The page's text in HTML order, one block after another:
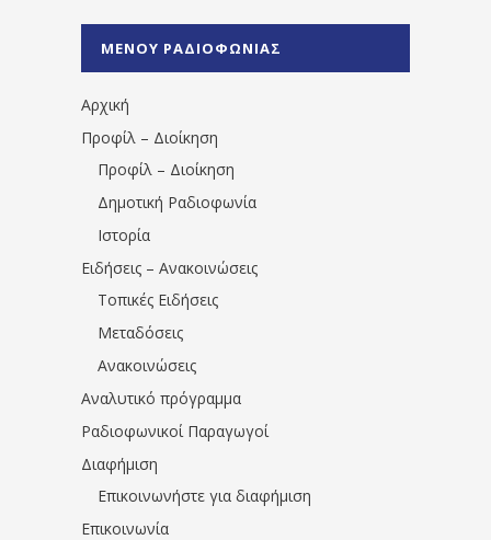
1531194763766854/" artist="" ]
ΜΕΝΟΥ ΡΑΔΙΟΦΩΝΙΑΣ
Αρχική
Προφίλ – Διοίκηση
Προφίλ – Διοίκηση
Δημοτική Ραδιοφωνία
Ιστορία
Ειδήσεις – Ανακοινώσεις
Τοπικές Ειδήσεις
Μεταδόσεις
Ανακοινώσεις
Αναλυτικό πρόγραμμα
Ραδιοφωνικοί Παραγωγοί
Διαφήμιση
Επικοινωνήστε για διαφήμιση
Επικοινωνία